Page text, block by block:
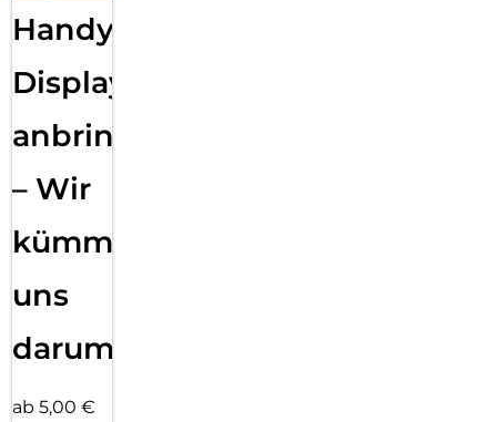
Handy
Displayfolie
anbringen
– Wir
kümmern
uns
darum!
ab 5,00 €